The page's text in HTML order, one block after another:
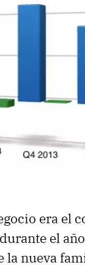
era el
el
la nueva